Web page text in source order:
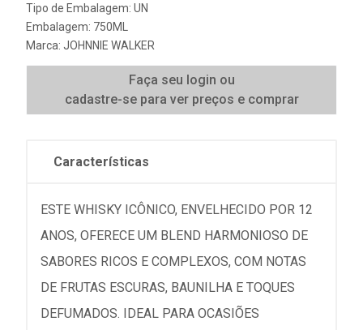
Tipo de Embalagem: UN
Embalagem: 750ML
Marca: JOHNNIE WALKER
Faça seu login ou
cadastre-se para ver preços e comprar
Características
ESTE WHISKY ICÔNICO, ENVELHECIDO POR 12
ANOS, OFERECE UM BLEND HARMONIOSO DE
SABORES RICOS E COMPLEXOS, COM NOTAS
DE FRUTAS ESCURAS, BAUNILHA E TOQUES
DEFUMADOS. IDEAL PARA OCASIÕES